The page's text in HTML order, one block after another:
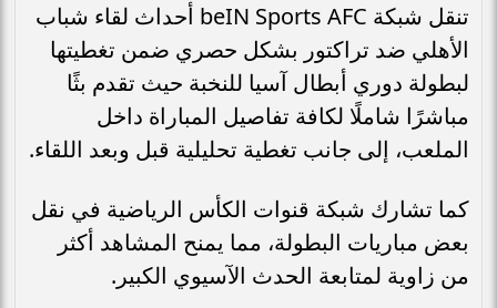
تنقل شبكة beIN Sports AFC أحداث لقاء شباب
الأهلي ضد تراكتور بشكل حصري ضمن تغطيتها
لبطولة دوري أبطال آسيا للنخبة حيث تقدم بثًا
مباشرًا شاملًا لكافة تفاصيل المباراة داخل
الملعب، إلى جانب تغطية تحليلية قبل وبعد اللقاء.
كما تشارك شبكة قنوات الكأس الرياضية في نقل
بعض مباريات البطولة، مما يمنح المشاهد أكثر
من زاوية لمتابعة الحدث الآسيوي الكبير.